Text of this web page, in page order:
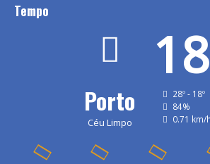
Tempo
Porto
Céu Limpo
18
28º - 18º
84%
0.71 km/h